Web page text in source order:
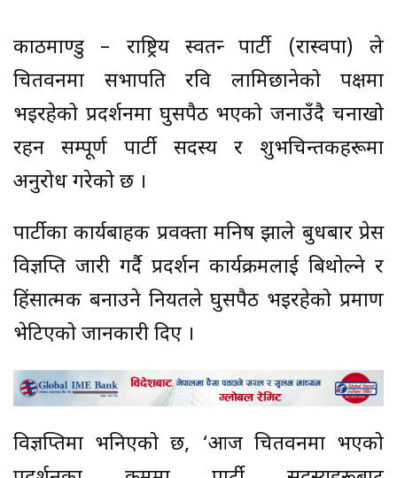
काठमाण्डु – राष्ट्रिय स्वतन्त्र पार्टी (रास्वपा) ले
चितवनमा सभापति रवि लामिछानेको पक्षमा
भइरहेको प्रदर्शनमा घुसपैठ भएको जनाउँदै चनाखो
रहन सम्पूर्ण पार्टी सदस्य र शुभचिन्तकहरूमा
अनुरोध गरेको छ ।
पार्टीका कार्यबाहक प्रवक्ता मनिष झाले बुधबार प्रेस
विज्ञप्ति जारी गर्दै प्रदर्शन कार्यक्रमलाई बिथोल्ने र
हिंसात्मक बनाउने नियतले घुसपैठ भइरहेको प्रमाण
भेटिएको जानकारी दिए ।
विज्ञप्तिमा भनिएको छ, ‘आज चितवनमा भएको